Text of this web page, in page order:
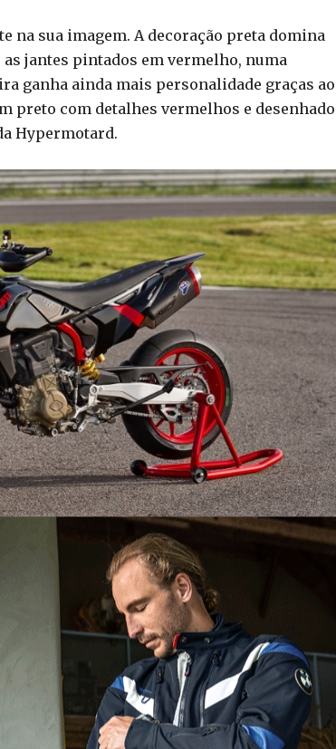
na sua imagem. A decoração preta domina
jantes pintados em vermelho, numa
ganha ainda mais personalidade graças
preto com detalhes vermelhos e
Hypermotard.
esta versão já inclui o Ducati Quick Shift
tanto em subida como em redução,